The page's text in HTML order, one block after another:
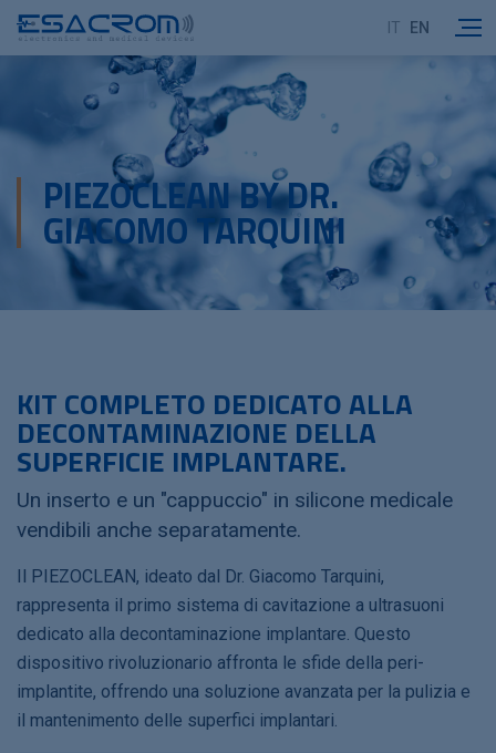
IT EN
PIEZOCLEAN BY DR.
GIACOMO TARQUINI
KIT COMPLETO DEDICATO ALLA
DECONTAMINAZIONE DELLA
SUPERFICIE IMPLANTARE.
Un inserto e un "cappuccio" in silicone medicale
vendibili anche separatamente.
Il PIEZOCLEAN, ideato dal Dr. Giacomo Tarquini,
rappresenta il primo sistema di cavitazione a ultrasuoni
dedicato alla decontaminazione implantare. Questo
dispositivo rivoluzionario affronta le sfide della peri-
implantite, offrendo una soluzione avanzata per la pulizia e
il mantenimento delle superfici implantari.